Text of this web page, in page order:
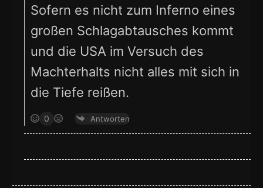
Sofern es nicht zum Inferno eines
großen Schlagabtausches kommt
und die USA im Versuch des
Machterhalts nicht alles mit sich in
die Tiefe reißen.
0 Antworten